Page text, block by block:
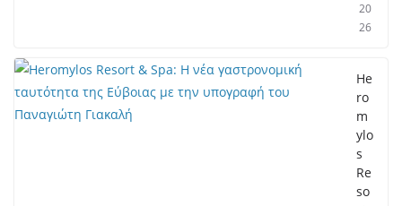
20
26
He
ro
m
ylo
s
Re
so